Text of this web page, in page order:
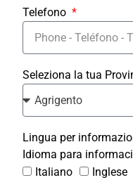
Telefono
Seleziona la tua
Lingua per
Idioma para
Italiano
Inglese